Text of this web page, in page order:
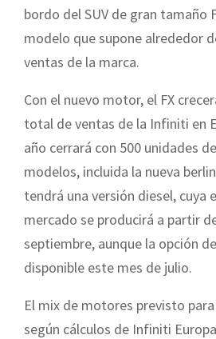
bordo del SUV de gran tamaño
modelo que supone alrededor
ventas de la marca.
Con el nuevo motor, el FX
total de ventas de la Infiniti en
año cerrará con 500 unidades
modelos, incluida la nueva
tendrá una versión diesel, cuya
mercado se producirá a partir
septiembre, aunque la opción
disponible este mes de julio.
El mix de motores previsto
según cálculos de Infiniti